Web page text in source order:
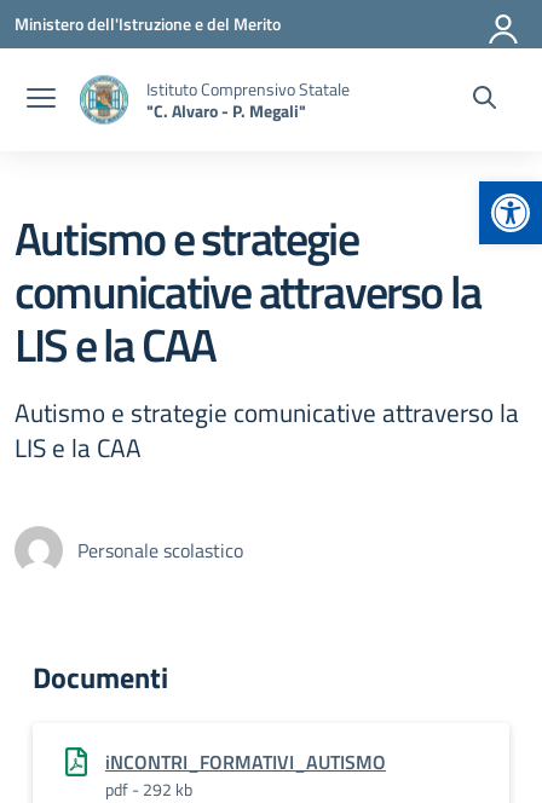
Vai ai contenuti
Vai al menu di navigazione
Vai al footer
Ministero dell'Istruzione e del Merito
Istituto Comprensivo Statale
"C. Alvaro - P. Megali"
Autismo e strategie
comunicative attraverso la
LIS e la CAA
Autismo e strategie comunicative attraverso la
LIS e la CAA
Personale scolastico
Documenti
iNCONTRI_FORMATIVI_AUTISMO
pdf - 292 kb